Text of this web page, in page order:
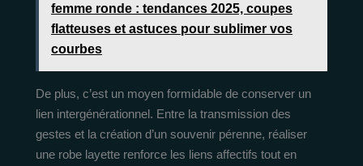
femme ronde : tendances 2025, coupes
flatteuses et astuces pour sublimer vos
courbes
De plus, c’est un moyen formidable de conserver un
lien intergénérationnel. Entre la transmission des
gestes et la création d’un souvenir pérenne, réaliser
une robe layette renforce les liens affectifs tout en